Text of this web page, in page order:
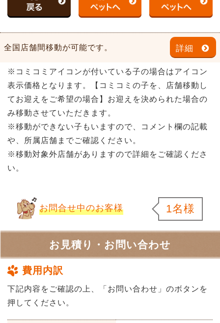
全国店舗間移動が可能です。 詳細
※コミコミアイコンが付いている子の場合はアイコン
表示価格となります。【コミコミの子を、店舗移動し
てお迎えをご希望の場合】お迎えを決められた場合の
み移動させていただきます。
※移動ができない子もいますので、コメント欄の記載
や、所属店舗までご確認ください。
※移動対象外店舗がありますので詳細をご確認くださ
い。
お問合せ中のお客様 1名様
お見積り・お問い合わせ
費用内訳
下記内容をご確認の上、「お問い合わせ」のボタンを
押してください。